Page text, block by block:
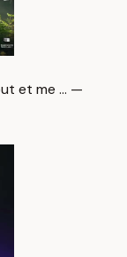
et me … —